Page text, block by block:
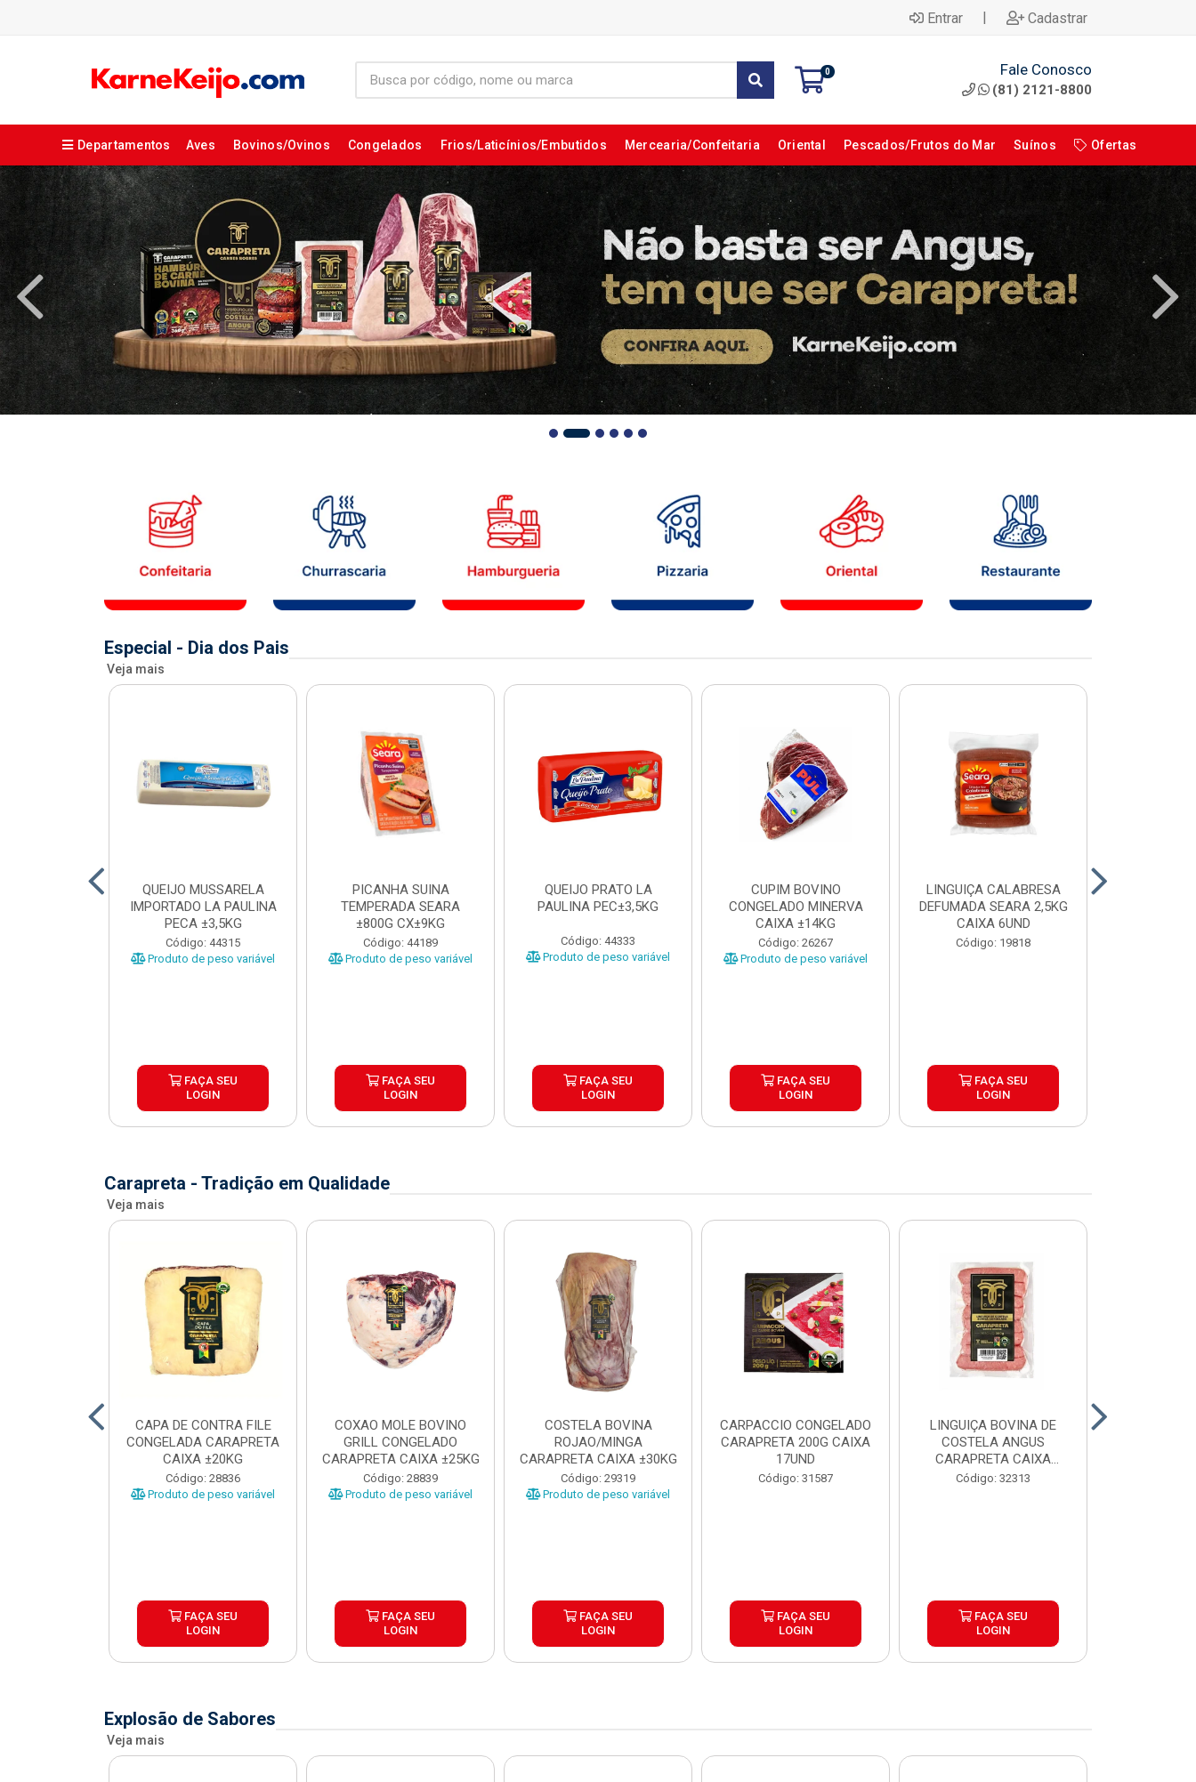
Entrar | Cadastrar
0 Fale Conosco
(81) 2121-8800
Departamentos Aves Bovinos/Ovinos Congelados Frios/Laticínios/Embutidos Mercearia/Confeitaria Oriental Pescados/Frutos do Mar Suínos Ofertas
Especial - Dia dos Pais
Veja mais
QUEIJO MUSSARELA
IMPORTADO LA PAULINA
PECA ±3,5KG
Código: 44315
Produto de peso variável
FAÇA SEU
LOGIN
PICANHA SUINA
TEMPERADA SEARA
±800G CX±9KG
Código: 44189
Produto de peso variável
FAÇA SEU
LOGIN
QUEIJO PRATO LA
PAULINA PEC±3,5KG
Código: 44333
Produto de peso variável
FAÇA SEU
LOGIN
CUPIM BOVINO
CONGELADO MINERVA
CAIXA ±14KG
Código: 26267
Produto de peso variável
FAÇA SEU
LOGIN
LINGUIÇA CALABRESA
DEFUMADA SEARA 2,5KG
CAIXA 6UND
Código: 19818
FAÇA SEU
LOGIN
Carapreta - Tradição em Qualidade
Veja mais
CAPA DE CONTRA FILE
CONGELADA CARAPRETA
CAIXA ±20KG
Código: 28836
Produto de peso variável
FAÇA SEU
LOGIN
COXAO MOLE BOVINO
GRILL CONGELADO
CARAPRETA CAIXA ±25KG
Código: 28839
Produto de peso variável
FAÇA SEU
LOGIN
COSTELA BOVINA
ROJAO/MINGA
CARAPRETA CAIXA ±30KG
Código: 29319
Produto de peso variável
FAÇA SEU
LOGIN
CARPACCIO CONGELADO
CARAPRETA 200G CAIXA
17UND
Código: 31587
FAÇA SEU
LOGIN
LINGUIÇA BOVINA DE
COSTELA ANGUS
CARAPRETA CAIXA
24X300G
Código: 32313
FAÇA SEU
LOGIN
Explosão de Sabores
Veja mais